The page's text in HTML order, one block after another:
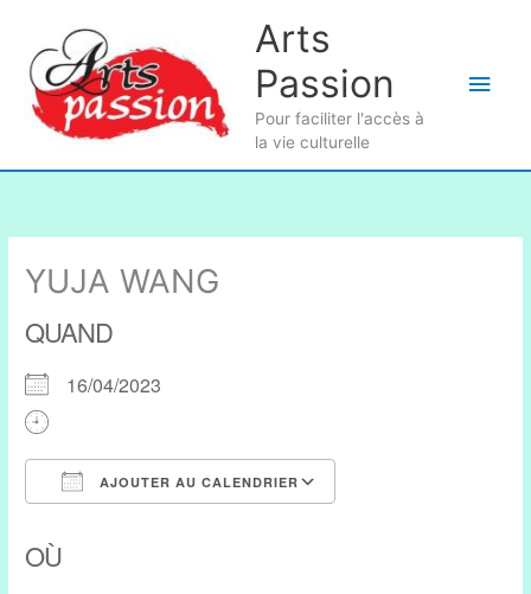
contenu
Arts
Passion
Pour faciliter l'accès à
la vie culturelle
YUJA WANG
QUAND
16/04/2023
AJOUTER AU CALENDRIER
OÙ